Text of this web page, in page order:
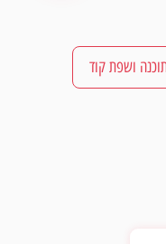
ושפת קוד